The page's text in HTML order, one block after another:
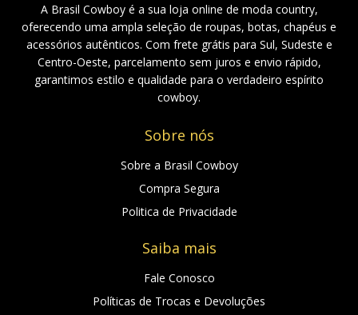
A Brasil Cowboy é a sua loja online de moda country,
oferecendo uma ampla seleção de roupas, botas, chapéus e
acessórios autênticos. Com frete grátis para Sul, Sudeste e
Centro-Oeste, parcelamento sem juros e envio rápido,
garantimos estilo e qualidade para o verdadeiro espírito
cowboy.
Sobre nós
Sobre a Brasil Cowboy
Compra Segura
Politica de Privacidade
Saiba mais
Fale Conosco
Políticas de Trocas e Devoluções